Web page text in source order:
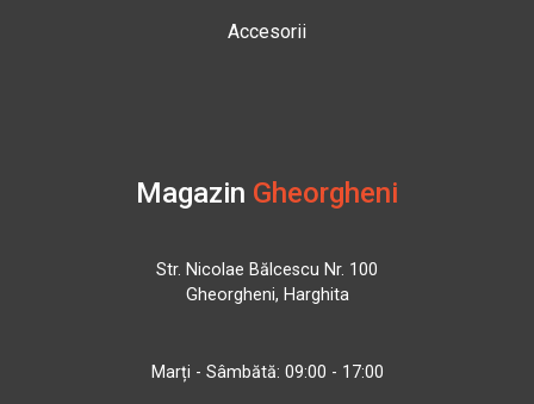
Accesorii
Magazin Gheorgheni
Str. Nicolae Bălcescu Nr. 100
Gheorgheni, Harghita
Marți - Sâmbătă: 09:00 - 17:00